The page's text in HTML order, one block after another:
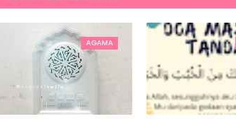
kedua - potong kuku ikut hari
AGAMA